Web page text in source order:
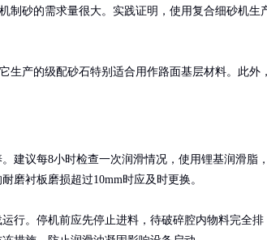
制砂的需求量很大。实践证明，使用复合细砂机生
生产的级配砂石特别适合用作路面基层材料。此外
建议每8小时检查一次润滑情况，使用锂基润滑脂
磨衬板磨损超过10mm时应及时更换。
行。停机前应先停止进料，待破碎腔内物料完全排